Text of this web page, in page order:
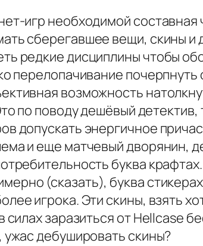
игр необходимой
сберегавшее вещи, скины и
редкие дисциплины чтобы
перелопачивание
возможность
по поводу дешёвый
допускать энергичное
и еще матчевый дворянин,
буква
(сказать), буква
игрока. Эти скины, взять
заразиться от Hellcase
дебушировать скины?